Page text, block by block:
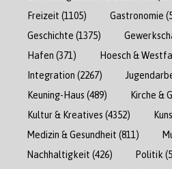
Freizeit (1105) Gastronomie
Geschichte (1375)
Hafen (371) Hoesch &
Integration (2267)
Keuning-Haus (489) Kirche &
Kultur & Kreatives (4352)
Medizin & Gesundheit (811)
Nachhaltigkeit (426) Politik